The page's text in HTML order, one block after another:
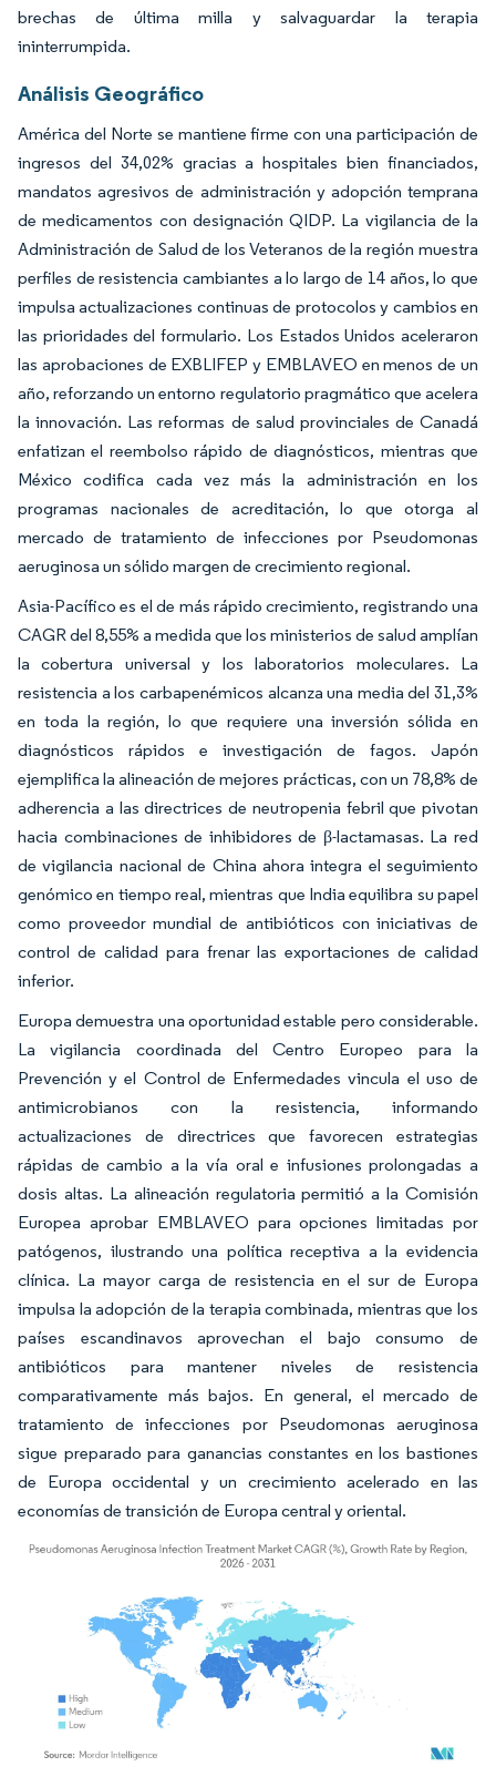
brechas de última milla y salvaguardar la terapia
ininterrumpida.
Análisis Geográfico
América del Norte se mantiene firme con una participación de
ingresos del 34,02% gracias a hospitales bien financiados,
mandatos agresivos de administración y adopción temprana
de medicamentos con designación QIDP. La vigilancia de la
Administración de Salud de los Veteranos de la región muestra
perfiles de resistencia cambiantes a lo largo de 14 años, lo que
impulsa actualizaciones continuas de protocolos y cambios en
las prioridades del formulario. Los Estados Unidos aceleraron
las aprobaciones de EXBLIFEP y EMBLAVEO en menos de un
año, reforzando un entorno regulatorio pragmático que acelera
la innovación. Las reformas de salud provinciales de Canadá
enfatizan el reembolso rápido de diagnósticos, mientras que
México codifica cada vez más la administración en los
programas nacionales de acreditación, lo que otorga al
mercado de tratamiento de infecciones por Pseudomonas
aeruginosa un sólido margen de crecimiento regional.
Asia-Pacífico es el de más rápido crecimiento, registrando una
CAGR del 8,55% a medida que los ministerios de salud amplían
la cobertura universal y los laboratorios moleculares. La
resistencia a los carbapenémicos alcanza una media del 31,3%
en toda la región, lo que requiere una inversión sólida en
diagnósticos rápidos e investigación de fagos. Japón
ejemplifica la alineación de mejores prácticas, con un 78,8% de
adherencia a las directrices de neutropenia febril que pivotan
hacia combinaciones de inhibidores de β-lactamasas. La red
de vigilancia nacional de China ahora integra el seguimiento
genómico en tiempo real, mientras que India equilibra su papel
como proveedor mundial de antibióticos con iniciativas de
control de calidad para frenar las exportaciones de calidad
inferior.
Europa demuestra una oportunidad estable pero considerable.
La vigilancia coordinada del Centro Europeo para la
Prevención y el Control de Enfermedades vincula el uso de
antimicrobianos con la resistencia, informando
actualizaciones de directrices que favorecen estrategias
rápidas de cambio a la vía oral e infusiones prolongadas a
dosis altas. La alineación regulatoria permitió a la Comisión
Europea aprobar EMBLAVEO para opciones limitadas por
patógenos, ilustrando una política receptiva a la evidencia
clínica. La mayor carga de resistencia en el sur de Europa
impulsa la adopción de la terapia combinada, mientras que los
países escandinavos aprovechan el bajo consumo de
antibióticos para mantener niveles de resistencia
comparativamente más bajos. En general, el mercado de
tratamiento de infecciones por Pseudomonas aeruginosa
sigue preparado para ganancias constantes en los bastiones
de Europa occidental y un crecimiento acelerado en las
economías de transición de Europa central y oriental.